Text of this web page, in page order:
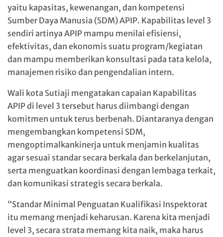
yaitu kapasitas, kewenangan, dan kompetensi
Sumber Daya Manusia (SDM) APIP. Kapabilitas level 3
sendiri artinya APIP mampu menilai efisiensi,
efektivitas, dan ekonomis suatu program/kegiatan
dan mampu memberikan konsultasi pada tata kelola,
manajemen risiko dan pengendalian intern.
Wali kota Sutiaji mengatakan capaian Kapabilitas
APIP di level 3 tersebut harus diimbangi dengan
komitmen untuk terus berbenah. Diantaranya dengan
mengembangkan kompetensi SDM,
mengoptimalkankinerja untuk menjamin kualitas
agar sesuai standar secara berkala dan berkelanjutan,
serta menguatkan koordinasi dengan lembaga terkait,
dan komunikasi strategis secara berkala.
“Standar Minimal Penguatan Kualifikasi Inspektorat
itu memang menjadi keharusan. Karena kita menjadi
level 3, secara strata memang kita naik, maka harus